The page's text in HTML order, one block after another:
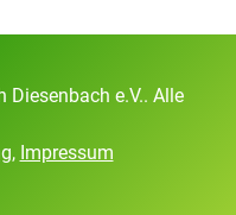
e.V.. Alle
, Impressum